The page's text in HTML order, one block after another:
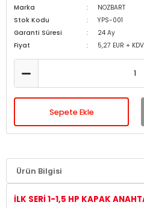
Marka
NOZBART
Stok Kodu
YPS-001
Garanti Süresi
24 Ay
Fiyat
5,27 EUR + KDV
Sepete Ekle
Ürün Bilgisi
İLK SERİ 1-1,5 HP KAPAK